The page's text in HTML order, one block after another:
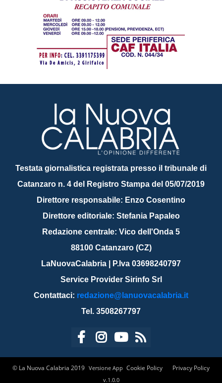
Testata giornalistica registrata presso il tribunale di
Catanzaro n. 4 del Registro Stampa del 05/07/2019
Direttore responsabile: Enzo Cosentino
Direttore editoriale: Stefania Papaleo
Redazione centrale: Vico dell'Onda 5
88100 Catanzaro (CZ)
LaNuovaCalabria | P.Iva 03698240797
Service Provider Sirinfo Srl
Contattaci: redazione@lanuovacalabria.it
Tel. 3508267797
© La Nuova Calabria 2019 Cookie Policy Privacy Policy
Versione App
v.1.0.0